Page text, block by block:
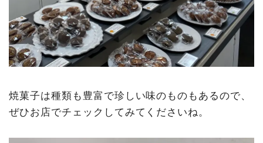
焼菓子は種類も豊富で珍しい味のものもあるので、
ぜひお店でチェックしてみてくださいね。